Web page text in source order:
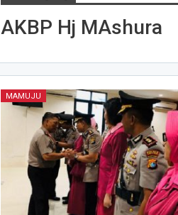
AKBP Hj MAshura
MAMUJU